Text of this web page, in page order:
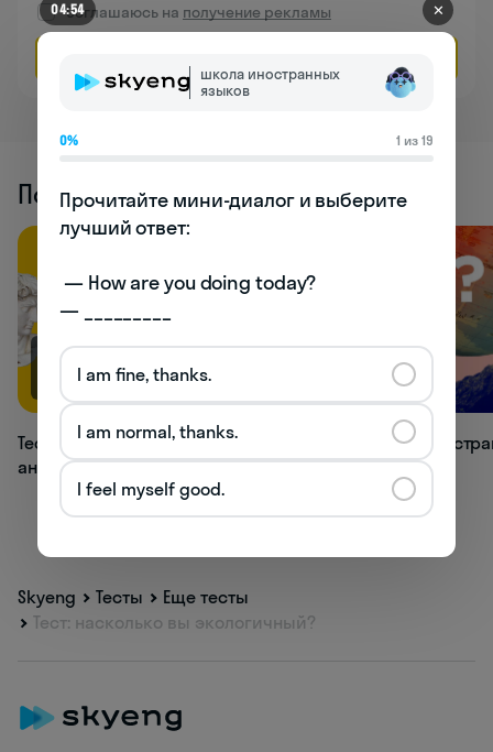
Соглашаюсь на получение рекламы
Похожие статьи
66.9K
Тест: как хорошо вы знаете времена
английского языка?
33.1K
Тест: в какой
Skyeng Тесты
Еще тесты
Тест: насколько вы экологичный?
04:54 ✕
школа иностранных
языков
0% 1 из 19
Прочитайте мини-диалог и выберите
лучший ответ:
— _________
I am fine, thanks.
I am normal, thanks.
I feel myself good.